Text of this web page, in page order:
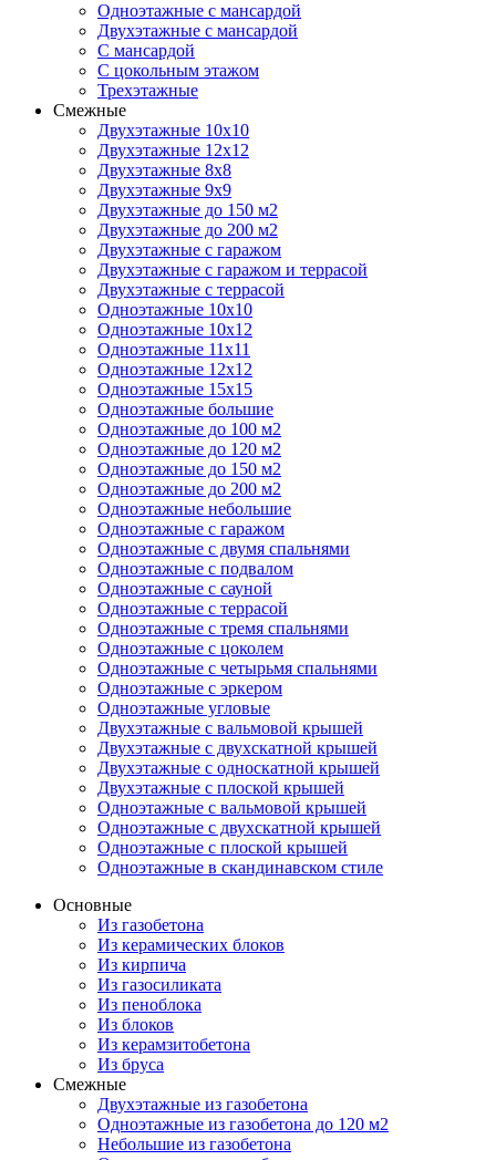
Одноэтажные с мансардой
Двухэтажные с мансардой
С мансардой
С цокольным этажом
Трехэтажные
Смежные
Двухэтажные 10х10
Двухэтажные 12х12
Двухэтажные 8х8
Двухэтажные 9х9
Двухэтажные до 150 м2
Двухэтажные до 200 м2
Двухэтажные с гаражом
Двухэтажные с гаражом и террасой
Двухэтажные с террасой
Одноэтажные 10х10
Одноэтажные 10х12
Одноэтажные 11х11
Одноэтажные 12х12
Одноэтажные 15х15
Одноэтажные большие
Одноэтажные до 100 м2
Одноэтажные до 120 м2
Одноэтажные до 150 м2
Одноэтажные до 200 м2
Одноэтажные небольшие
Одноэтажные с гаражом
Одноэтажные с двумя спальнями
Одноэтажные с подвалом
Одноэтажные с сауной
Одноэтажные с террасой
Одноэтажные с тремя спальнями
Одноэтажные с цоколем
Одноэтажные с четырьмя спальнями
Одноэтажные с эркером
Одноэтажные угловые
Двухэтажные с вальмовой крышей
Двухэтажные с двухскатной крышей
Двухэтажные с односкатной крышей
Двухэтажные с плоской крышей
Одноэтажные с вальмовой крышей
Одноэтажные с двухскатной крышей
Одноэтажные с плоской крышей
Одноэтажные в скандинавском стиле
Основные
Из газобетона
Из керамических блоков
Из кирпича
Из газосиликата
Из пеноблока
Из блоков
Из керамзитобетона
Из бруса
Смежные
Двухэтажные из газобетона
Одноэтажные из газобетона до 120 м2
Небольшие из газобетона